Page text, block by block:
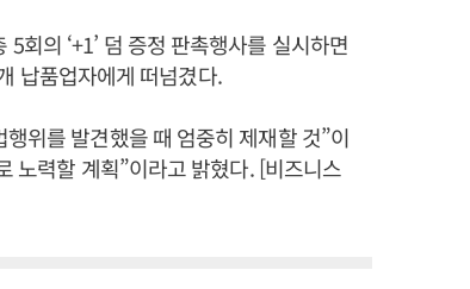
회의 ‘+1’ 덤 증정 판촉행사를 실시하면
납품업자에게 떠넘겼다.
위를 발견했을 때 엄중히 제재할 것”이
노력할 계획”이라고 밝혔다. [비즈니스